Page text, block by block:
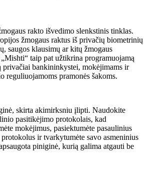
rakto išvedimo slenkstinis tinklas.
žmogaus raktus iš privačių biometrinių
saugos klausimų ar kitų žmogaus
taip pat užtikrina programuojamą
privačiai bankininkystei, mokėjimams ir
reguliuojamoms pramonės šakoms.
skirta akimirksniu įlipti. Naudokite
pasitikėjimo protokolais, kad
mokėjimus, pasiektumėte pasaulinius
ir tvarkytumėte savo asmeninius
piniginė, kurią galima atgauti be